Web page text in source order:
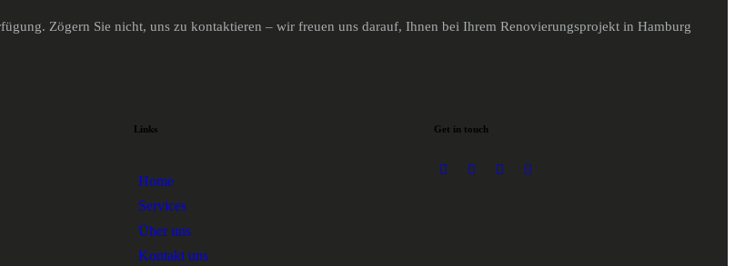
Zögern Sie nicht, uns zu kontaktieren – wir freuen uns darauf, Ihnen bei Ihrem Renovierungsprojekt in Hamburg
Links
Home
Services
Über uns
Kontakt uns
Get in touch